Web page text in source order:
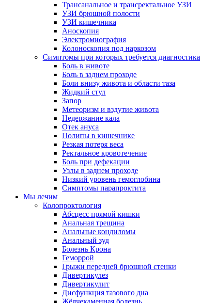
Трансанальное и трансректальное УЗИ
УЗИ брюшной полости
УЗИ кишечника
Аноскопия
Электромиография
Колоноскопия под наркозом
Симптомы при которых требуется диагностика
Боль в животе
Боль в заднем проходе
Боли внизу живота и области таза
Жидкий стул
Запор
Метеоризм и вздутие живота
Недержание кала
Отек ануса
Полипы в кишечнике
Резкая потеря веса
Ректальное кровотечение
Боль при дефекации
Узлы в заднем проходе
Низкий уровень гемоглобина
Симптомы парапроктита
Мы лечим
Колопроктология
Абсцесс прямой кишки
Анальная трещина
Анальные кондиломы
Анальный зуд
Болезнь Крона
Геморрой
Грыжи передней брюшной стенки
Дивертикулез
Дивертикулит
Дисфункция тазового дна
Жёлчекаменная болезнь